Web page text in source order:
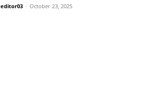
editor03 - October 23, 2025